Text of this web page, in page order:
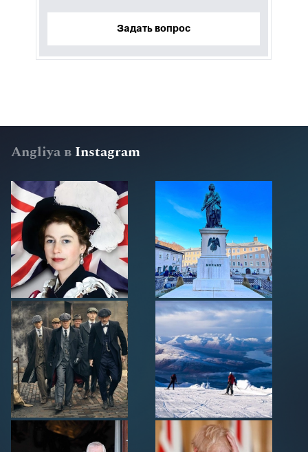
Задать вопрос
Angliya в Instagram